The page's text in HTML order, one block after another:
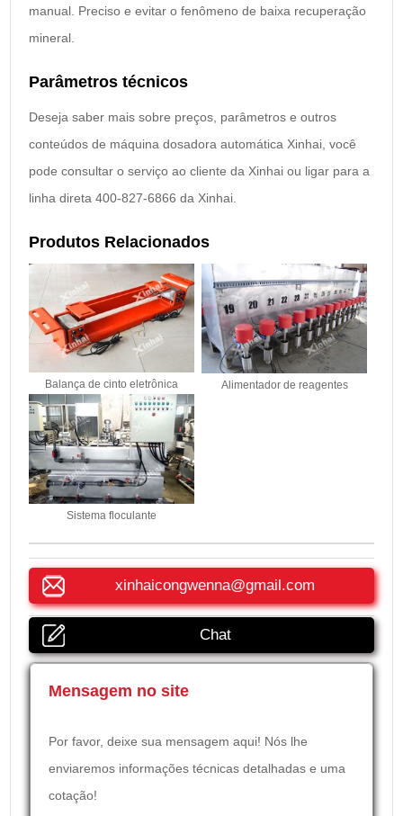
manual. Preciso e evitar o fenômeno de baixa recuperação
mineral.
Parâmetros técnicos
Deseja saber mais sobre preços, parâmetros e outros
conteúdos de máquina dosadora automática Xinhai, você
pode consultar o serviço ao cliente da Xinhai ou ligar para a
linha direta 400-827-6866 da Xinhai.
Produtos Relacionados
Balança de cinto eletrônica Alimentador de reagentes
Sistema floculante
xinhaicongwenna@gmail.com
Chat
Mensagem no site
Por favor, deixe sua mensagem aqui! Nós lhe
enviaremos informações técnicas detalhadas e uma
cotação!